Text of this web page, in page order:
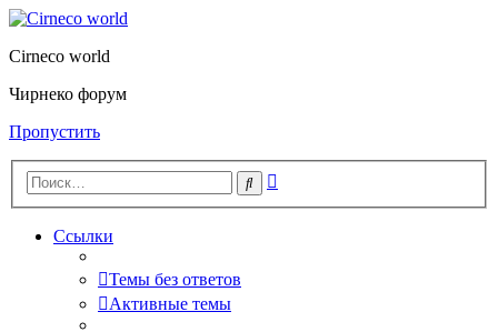
Cirneco world
Чирнеко форум
Пропустить
Поиск
Ссылки
Темы без ответов
Активные темы